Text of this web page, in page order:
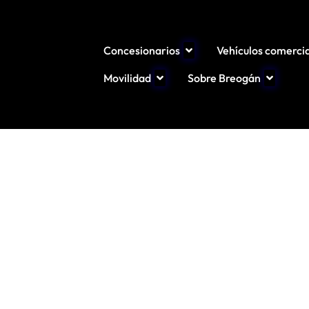
Concesionarios
Vehículos
Movilidad
Sobre Breogán